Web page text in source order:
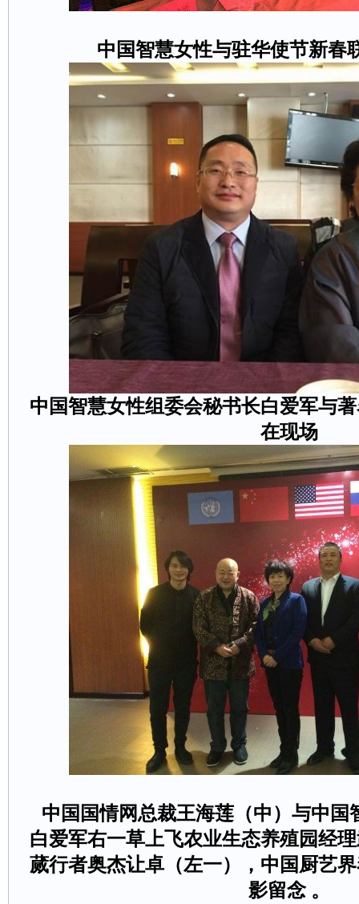
中国智慧女性与驻华使节新春
中国智慧女性组委会秘书长白爱军与
在现场
中国国情网总裁王海莲（中）与中国
白爱军右一草上飞农业生态养殖园经
蒇行者奥杰让卓（左一），中国厨艺
影留念。